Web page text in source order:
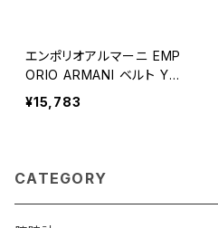
エンポリオアルマーニ EMP
ORIO ARMANI ベルト Y4S
563-Y737E-88017 メンズ
ブラック
¥15,783
CATEGORY